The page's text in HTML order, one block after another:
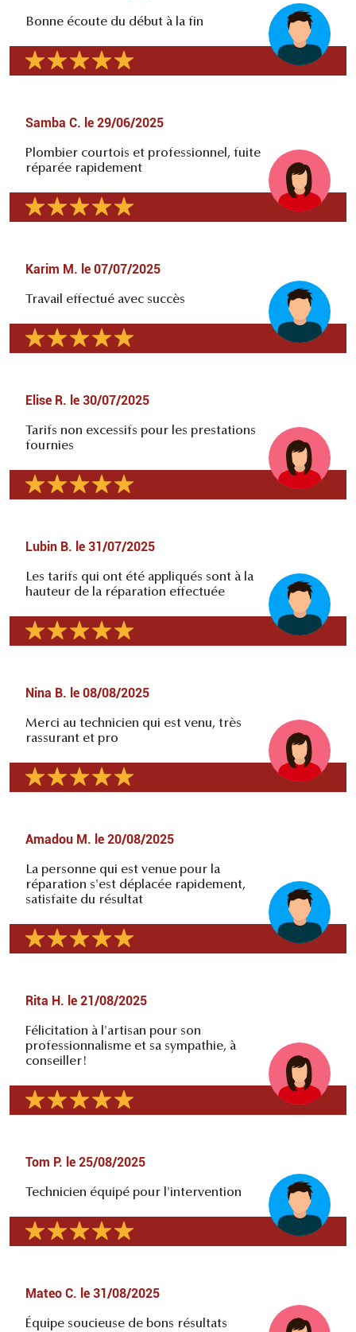
Bonne écoute du début à la fin
Samba C. le 29/06/2025
Plombier courtois et professionnel, fuite
réparée rapidement
Karim M. le 07/07/2025
Travail effectué avec succès
Elise R. le 30/07/2025
Tarifs non excessifs pour les prestations
fournies
Lubin B. le 31/07/2025
Les tarifs qui ont été appliqués sont à la
hauteur de la réparation effectuée
Nina B. le 08/08/2025
Merci au technicien qui est venu, très
rassurant et pro
Amadou M. le 20/08/2025
La personne qui est venue pour la
réparation s'est déplacée rapidement,
satisfaite du résultat
Rita H. le 21/08/2025
Félicitation à l'artisan pour son
professionnalisme et sa sympathie, à
conseiller!
Tom P. le 25/08/2025
Technicien équipé pour l'intervention
Mateo C. le 31/08/2025
Équipe soucieuse de bons résultats